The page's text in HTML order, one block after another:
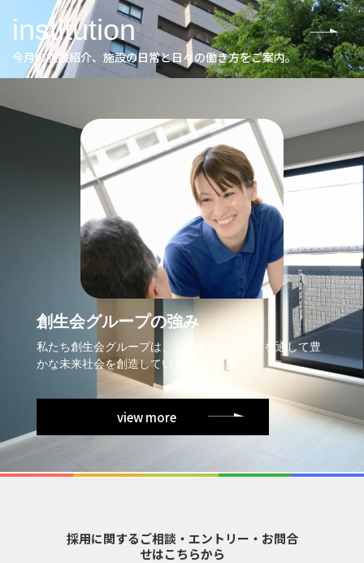
institution
今月の施設紹介、施設の日常と日々の働き方をご案内。
創生会グループの強み
私たち創生会グループは、「介護ビジネス」を通して豊
かな未来社会を創造しています。
view more
採用に関するご相談・エントリー・お問合
せはこちらから